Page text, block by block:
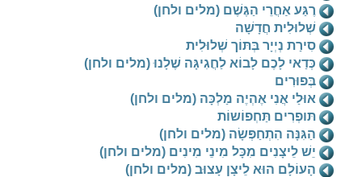
רֶגַּע אַחֲרֵי הַגֶּשֶׁם (מלים ולחן)
שְׁלוּלִית חֲדָשָׁה
סִירַת נְיְיָר בְּתּוֹך שְׁלוּלִית
כְּדַאי לָכֶם לָבוֹא לַחֲגִיגָּה שֶׁלָנוּ (מלים ולחן)
בְּפוּרִים
אוּלַי אֲנִי אֶהְיֶה מַלְכָּה (מלים ולחן)
תּופְרִים תַּחְפוֹשוֹת
הַגִּנָּה הִתְחַפְּשָׂה (מלים ולחן)
יֵשׁ לֵיצָנִים מִכָּל מִינֵי מִינִים (מלים ולחן)
הָעוֹלָם הוּא לֵיצָן עָצוּב (מלים ולחן)